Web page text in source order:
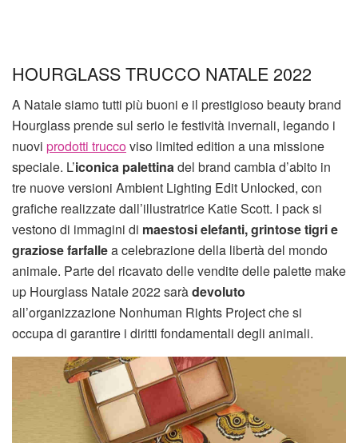
HOURGLASS TRUCCO NATALE 2022
A Natale siamo tutti più buoni e il prestigioso beauty brand
Hourglass prende sul serio le festività invernali, legando i
nuovi prodotti truccoviso limited edition a una missione
speciale. L’iconica palettinadel brand cambia d’abito in
tre nuove versioni Ambient Lighting Edit Unlocked, con
grafiche realizzate dall’illustratrice Katie Scott. I pack si
vestono di immagini di maestosi elefanti, grintose tigri e
graziose farfallea celebrazione della libertà del mondo
animale. Parte del ricavato delle vendite delle palette make
up Hourglass Natale 2022 saràdevoluto
all’organizzazione Nonhuman Rights Project che si
occupa di garantire i diritti fondamentali degli animali.